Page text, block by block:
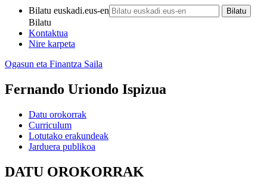
Bilatu euskadi.eus-en
Bilatu
Kontaktua
Nire karpeta
Ogasun eta Finantza Saila
Fernando Uriondo Ispizua
Datu orokorrak
Curriculum
Lotutako erakundeak
Jarduera publikoa
DATU OROKORRAK